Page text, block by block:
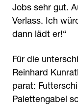
Jobs sehr gut.
Verlass. Ich
dann lädt er!“
Für die
Reinhard
parat:
Palettengabel